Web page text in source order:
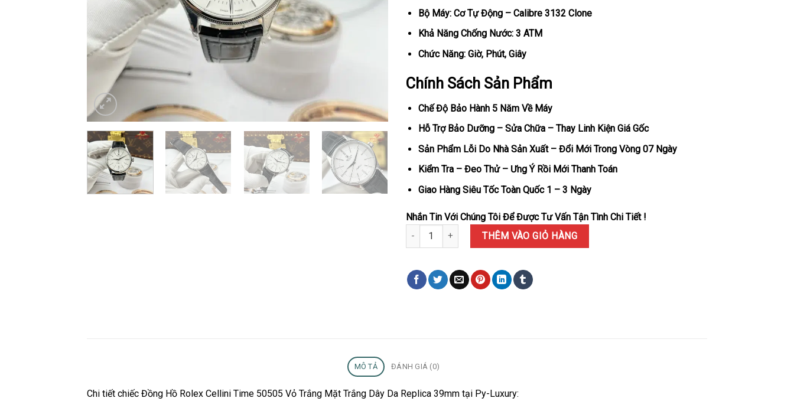
Bộ Máy: Cơ Tự Động – Calibre 3132 Clone
Khả Năng Chống Nước: 3 ATM
Chức Năng: Giờ, Phút, Giây
Chính Sách Sản Phẩm
Chế Độ Bảo Hành 5 Năm Về Máy
Hỗ Trợ Bảo Dưỡng – Sửa Chữa – Thay Linh Kiện Giá Gốc
Sản Phẩm Lỗi Do Nhà Sản Xuất – Đổi Mới Trong Vòng 07 Ngày
Kiểm Tra – Đeo Thử – Ưng Ý Rồi Mới Thanh Toán
Giao Hàng Siêu Tốc Toàn Quốc 1 – 3 Ngày
Nhắn Tin Với Chúng Tôi Để Được Tư Vấn Tận Tình Chi Tiết !
Đồng Hồ Rolex Cellini Time 50505 Vỏ Trắng Mặt Trắng Dây Da Replica 39mm số lượng
THÊM VÀO GIỎ HÀNG
MÔ TẢ ĐÁNH GIÁ (0)
Chi tiết chiếc Đồng Hồ Rolex Cellini Time 50505 Vỏ Trắng Mặt Trắng Dây Da Replica 39mm tại Py-Luxury: